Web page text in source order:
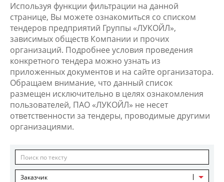
Используя функции фильтрации на данной
странице, Вы можете ознакомиться со списком
тендеров предприятий Группы «ЛУКОЙЛ»,
зависимых обществ Компании и прочих
организаций. Подробнее условия проведения
конкретного тендера можно узнать из
приложенных документов и на сайте организатора.
Обращаем внимание, что данный список
размещен исключительно в целях ознакомления
пользователей, ПАО «ЛУКОЙЛ» не несет
ответственности за тендеры, проводимые другими
организациями.
Заказчик